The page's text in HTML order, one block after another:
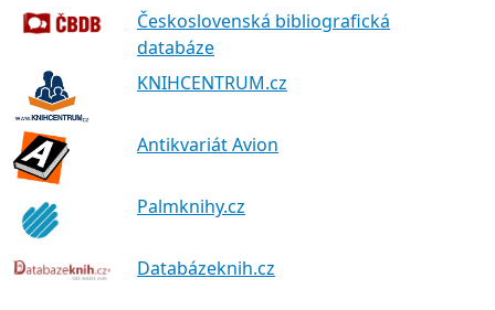
Československá bibliografická
databáze
KNIHCENTRUM.cz
Antikvariát Avion
Palmknihy.cz
Databázeknih.cz